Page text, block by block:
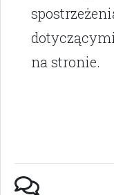
na stronie.